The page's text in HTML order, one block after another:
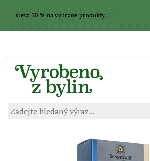
sleva 20 % na vybrané produkty.